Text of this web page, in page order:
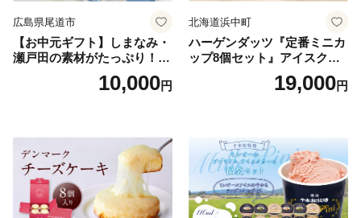
広島県尾道市
【お中元ギフト】しまなみ・
瀬戸田の素材がたっぷり！ジ
10,000円
北海道浜中町
ハーゲンダッツ『定番ミニカ
ップ8個セット』アイスクリ
ーム アイス スイーツ デザー
19,000円